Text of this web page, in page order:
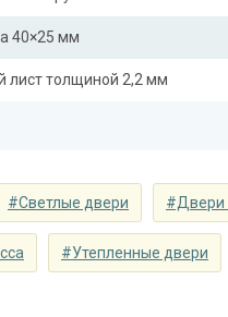
40×25 мм
лист толщиной 2,2 мм
Отделка
дуба 20 мм (цвет и
#Светлые двери #Двери
#Утепленные двери